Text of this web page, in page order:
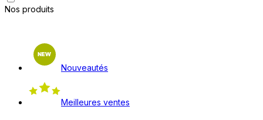
Nos produits
Nouveautés
Meilleures ventes